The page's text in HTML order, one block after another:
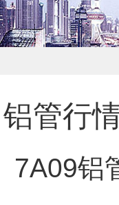
铝管行
7A09铝